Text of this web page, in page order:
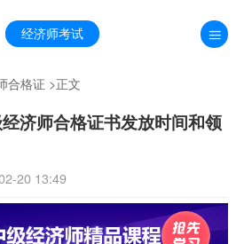
经济师考试
合格证 >正文
济师合格证书发放时间和领
20 13:49